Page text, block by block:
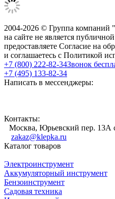
2004-2026 © Группа
на сайте не является
предоставляете Согласие на
и соглашаетесь с Политикой
+7 (800) 222-82-34Звонок
+7 (495) 133-82-34
Написать в мессенджеры:
Контакты:
Москва, Юрьевский пер. 13А
zakaz@klepka.ru
Каталог товаров
Электроинструмент
Аккумуляторный инструмент
Бензоинструмент
Садовая техника